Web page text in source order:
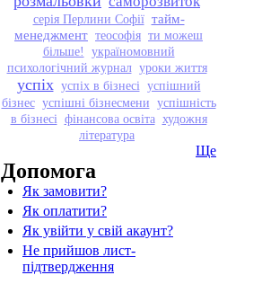
серія Перлини Софії тайм-
менеджмент теософія ти можеш
більше!
україномовний
психологічний журнал уроки життя
успіх успіх в бізнесі успішний
бізнес успішні бізнесмени успішність
в бізнесі фінансова освіта художня
література
Ще
Допомога
Як замовити?
Як оплатити?
Як увійти у свій акаунт?
Не прийшов лист-
підтвердження